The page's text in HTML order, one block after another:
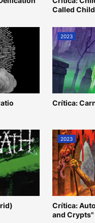
Called
2023
Crítica:
2023
Crítica:
and Crypts"